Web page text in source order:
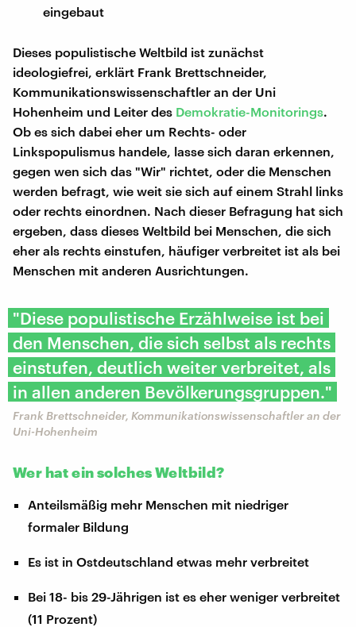
eingebaut
Dieses populistische Weltbild ist zunächst
ideologiefrei, erklärt Frank Brettschneider,
Kommunikationswissenschaftler an der Uni
Hohenheim und Leiter des Demokratie-Monitorings.
Ob es sich dabei eher um Rechts- oder
Linkspopulismus handele, lasse sich daran erkennen,
gegen wen sich das "Wir" richtet, oder die Menschen
werden befragt, wie weit sie sich auf einem Strahl links
oder rechts einordnen. Nach dieser Befragung hat sich
ergeben, dass dieses Weltbild bei Menschen, die sich
eher als rechts einstufen, häufiger verbreitet ist als bei
Menschen mit anderen Ausrichtungen.
"Diese populistische Erzählweise ist bei
den Menschen, die sich selbst als rechts
einstufen, deutlich weiter verbreitet, als
in allen anderen Bevölkerungsgruppen."
Frank Brettschneider, Kommunikationswissenschaftler an der
Uni-Hohenheim
Wer hat ein solches Weltbild?
Anteilsmäßig mehr Menschen mit niedriger
formaler Bildung
Es ist in Ostdeutschland etwas mehr verbreitet
Bei 18- bis 29-Jährigen ist es eher weniger verbreitet
(11 Prozent)